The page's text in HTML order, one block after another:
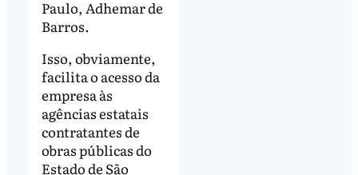
Paulo, Adhemar de
Barros.
Isso, obviamente,
facilita o acesso da
empresa às
agências estatais
contratantes de
obras públicas do
Estado de São